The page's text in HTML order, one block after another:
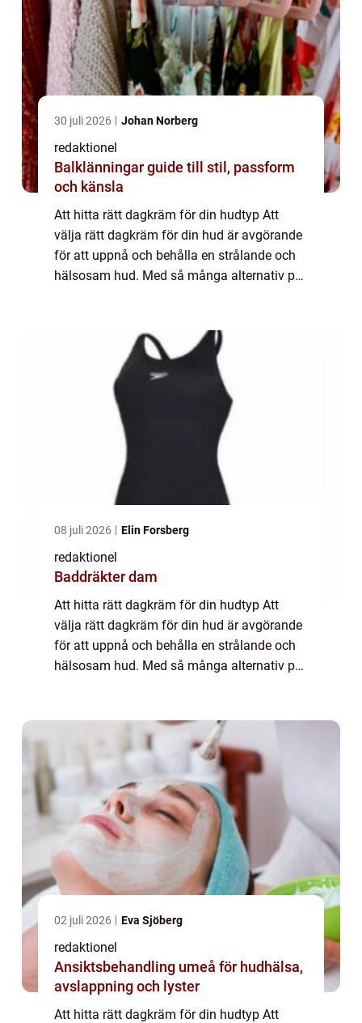
30 juli 2026 Johan Norberg
redaktionel
Balklänningar guide till stil, passform
och känsla
Att hitta rätt dagkräm för din hudtyp Att
välja rätt dagkräm för din hud är avgörande
för att uppnå och behålla en strålande och
hälsosam hud. Med så många alternativ på
08 juli 2026 Elin Forsberg
redaktionel
Baddräkter dam
Att hitta rätt dagkräm för din hudtyp Att
välja rätt dagkräm för din hud är avgörande
för att uppnå och behålla en strålande och
hälsosam hud. Med så många alternativ på
02 juli 2026 Eva Sjöberg
redaktionel
Ansiktsbehandling umeå för hudhälsa,
avslappning och lyster
Att hitta rätt dagkräm för din hudtyp Att